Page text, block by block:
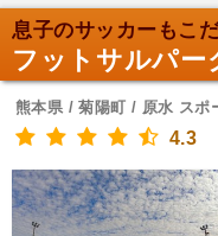
息子のサッカーもこ
フットサルパー
熊本県 / 菊陽町 / 原水 スポ
4.3